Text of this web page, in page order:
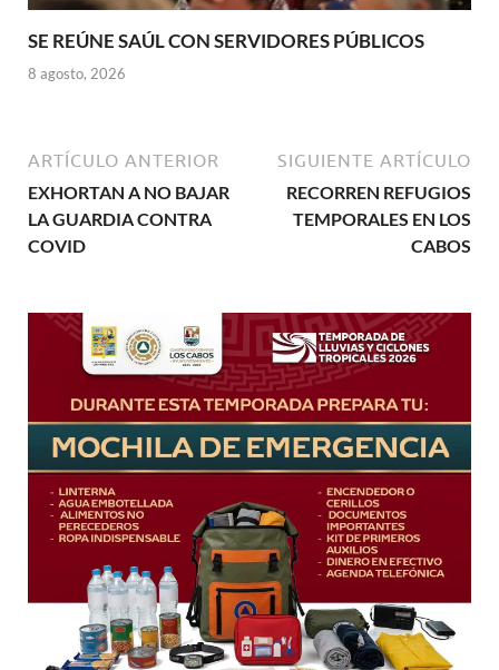
SE REÚNE SAÚL CON SERVIDORES PÚBLICOS
8 agosto, 2026
ARTÍCULO ANTERIOR
EXHORTAN A NO BAJAR
LA GUARDIA CONTRA
COVID
SIGUIENTE ARTÍCULO
RECORREN REFUGIOS
TEMPORALES EN LOS
CABOS